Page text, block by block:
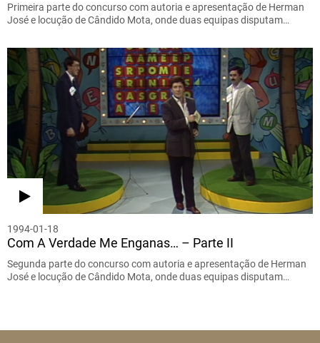
Primeira parte do concurso com autoria e apresentação de Herman
José e locução de Cândido Mota, onde duas equipas disputam…
1994-01-18
Com A Verdade Me Enganas… – Parte II
Segunda parte do concurso com autoria e apresentação de Herman
José e locução de Cândido Mota, onde duas equipas disputam…